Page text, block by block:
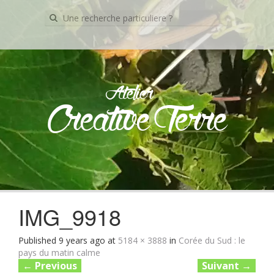
Recherche
pour:
Atelier
Creative Terre
Skip
to
IMG_9918
Published 9 years ago at 5184 × 3888 in Corée du Sud : le
pays du matin calme
← Previous Suivant →